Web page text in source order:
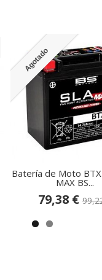
Agotado
Batería de Moto
MAX BS...
79,38 €